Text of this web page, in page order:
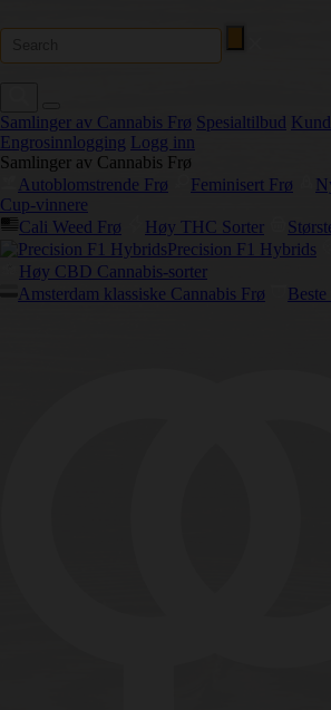
Samlinger av Cannabis Frø Spesialtilbud
Engrosinnlogging Logg inn
Samlinger av Cannabis Frø
Autoblomstrende Frø
Feminisert Frø
Cup-vinnere
Cali Weed Frø
Høy THC Sorter
Precision F1 Hybrids
Høy CBD Cannabis-sorter
Amsterdam klassiske Cannabis Frø